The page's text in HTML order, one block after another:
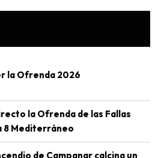
la Ofrenda 2026
la Ofrenda de las Fallas
8 Mediterráneo
de Campanar calcina un